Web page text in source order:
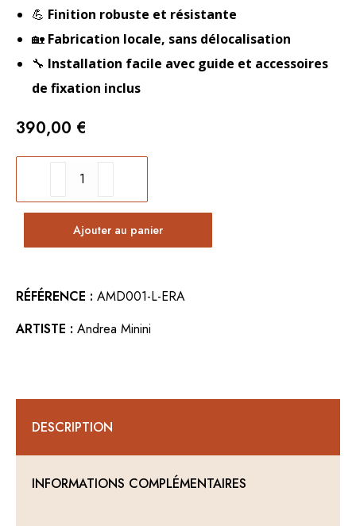
💪 Finition robuste et résistante
🏡 Fabrication locale, sans délocalisation
🔧 Installation facile avec guide et accessoires
de fixation inclus
390,00 €
quantité
de
Décoration
murale
Ajouter au panier
RÉFÉRENCE : AMD001-L-ERA
ARTISTE : Andrea Minini
DESCRIPTION
INFORMATIONS COMPLÉMENTAIRES